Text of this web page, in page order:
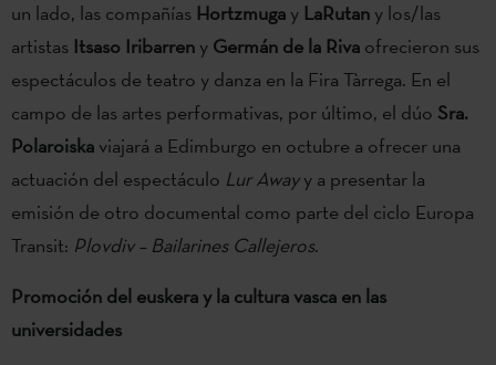
un lado, las compañías Hortzmuga y LaRutan y los/las
artistas Itsaso Iribarren y Germán de la Riva ofrecieron sus
espectáculos de teatro y danza en la Fira Tàrrega. En el
campo de las artes performativas, por último, el dúo Sra.
Polaroiska viajará a Edimburgo en octubre a ofrecer una
actuación del espectáculo Lur Awayy a presentar la
emisión de otro documental como parte del ciclo Europa
Transit: Plovdiv – Bailarines Callejeros.
Promoción del euskera y la cultura vasca en las
universidades